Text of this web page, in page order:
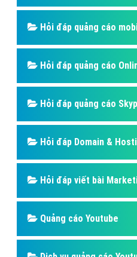
Hỏi đáp quảng cáo
Hỏi đáp quảng cáo
Hỏi đáp quảng cáo
Hỏi đáp Domain &
Hỏi đáp viết bài
Quảng cáo Youtube